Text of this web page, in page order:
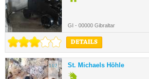
GI - 00000 Gibraltar
DETAILS
162. St. Michaels Höhle